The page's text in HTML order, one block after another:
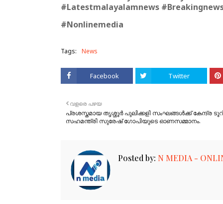
#Latestmalayalamnews
#Nonlinemedia
Tags: News
Facebook Twitter
വളരെ പഴയ
പ്രശസ്തമായ തൃശ്ശൂർ പുലിക്കളി സംഘങ്ങൾക്ക് കേന്ദ്ര
സഹമന്ത്രി സുരേഷ് ഗോപിയുടെ ഓണസമ്മാനം.
Posted by: N MEDIA -